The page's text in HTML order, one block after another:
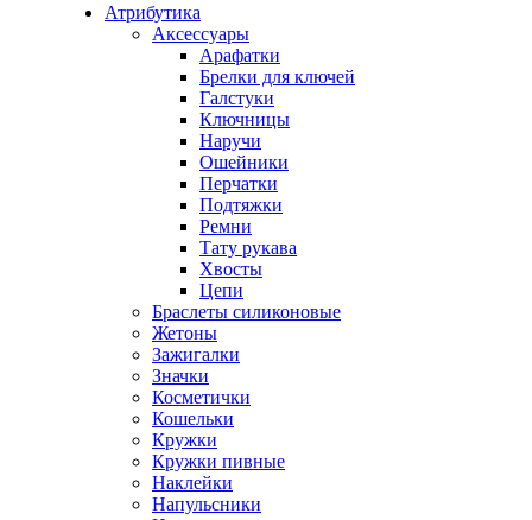
Атрибутика
Аксессуары
Арафатки
Брелки для ключей
Галстуки
Ключницы
Наручи
Ошейники
Перчатки
Подтяжки
Ремни
Тату рукава
Хвосты
Цепи
Браслеты силиконовые
Жетоны
Зажигалки
Значки
Косметички
Кошельки
Кружки
Кружки пивные
Наклейки
Напульсники